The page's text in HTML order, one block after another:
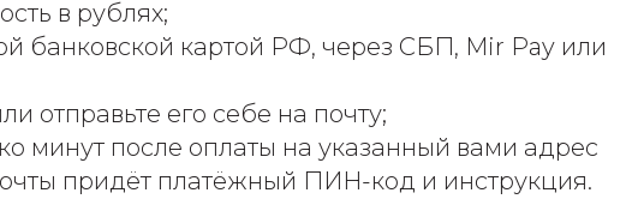
в рублях;
банковской картой РФ, через СБП, Mir Pay или
отправьте его себе на почту;
минут после оплаты на указанный вами адрес
придёт платёжный ПИН-код и инструкция.